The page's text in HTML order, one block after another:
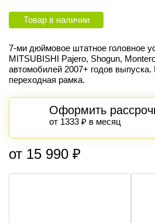
Товар в наличии
7-ми дюймовое штатное головное
MITSUBISHI Pajero, Shogun,
автомобилей 2007+ годов выпуска.
переходная рамка.
Оформить
от 1333 ₽ в месяц
от 15 990 ₽